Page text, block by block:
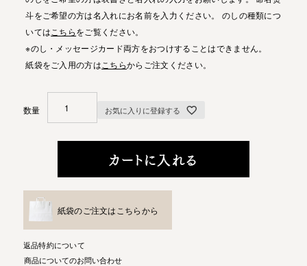
斗をご希望の方は名入れにお名前を入力ください。 のしの種類につ
いては こちらをご覧ください。
※のし・メッセージカード両方をおつけすることはできません。
紙袋をご入用の方は こちらからご注文ください。
お気に入りに登録する
カートに入れる
紙袋のご注文はこちらから
返品特約について
商品についてのお問い合わせ